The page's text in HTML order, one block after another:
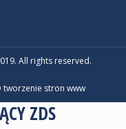
All rights reserved.
tworzenie stron www
ZDS